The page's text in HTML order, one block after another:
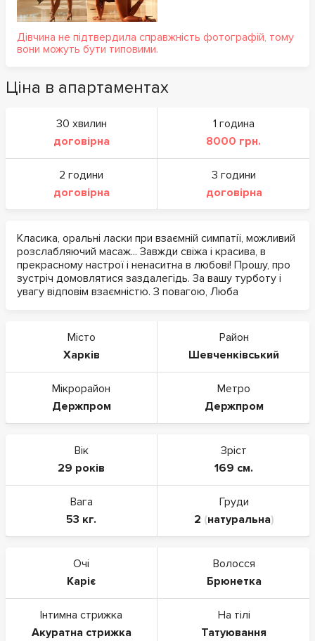
Дівчина не підтвердила справжність фотографій, тому
вони можуть бути типовими.
Ціна в апартаментах
30 хвилин
договірна
1 година
8000 грн.
2 години
договірна
3 години
договірна
Класика, оральні ласки при взаємній симпатії, можливий
розслабляючий масаж... Завжди свіжа і красива, в
прекрасному настрої і ненаситна в любові! Прошу, про
зустріч домовлятися заздалегідь. За вашу турботу і
увагу відповім взаємністю. З повагою, Люба
Місто
Харків
Район
Шевченківський
Мікрорайон
Держпром
Метро
Держпром
Вік
29 років
Зріст
169 см.
Вага
53 кг.
Груди
2 (натуральна)
Очі
Каріє
Волосся
Брюнетка
Інтимна стрижка
Акуратна стрижка
На тілі
Татуювання